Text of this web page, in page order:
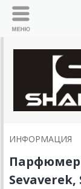
ИНФОРМАЦИЯ